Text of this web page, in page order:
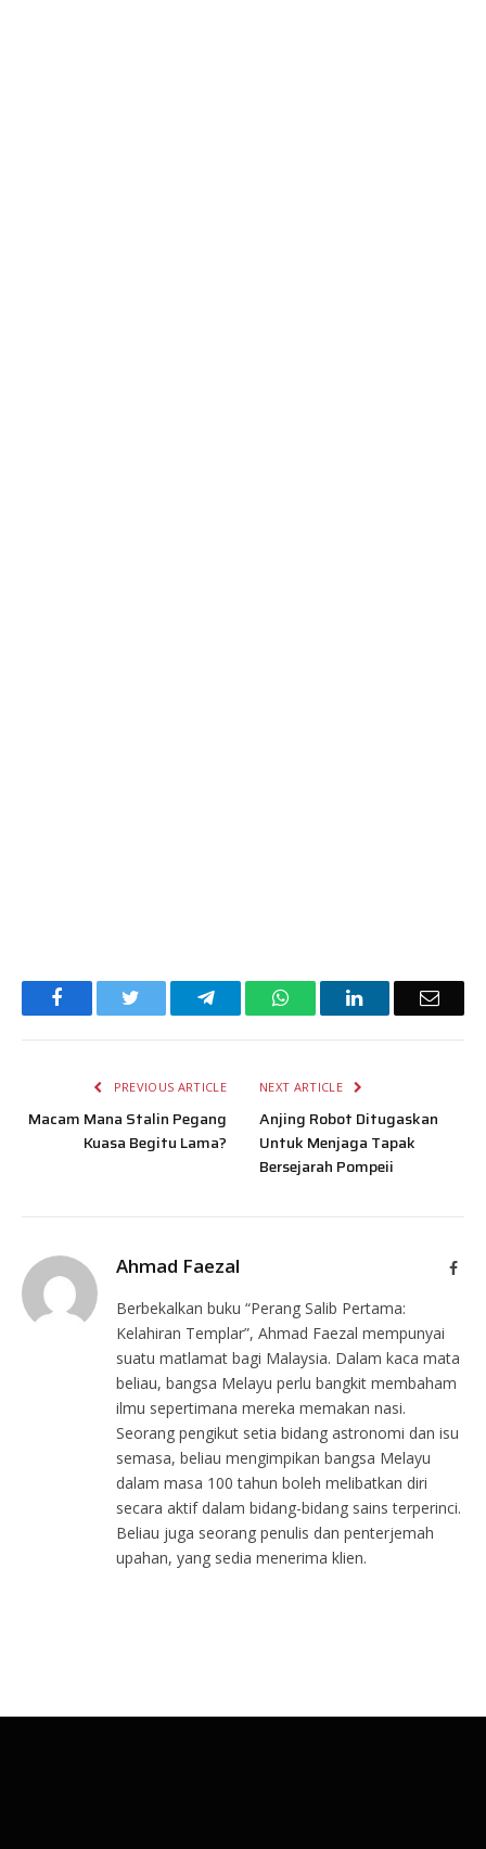
Facebook TelegramWhatsAppLinkedIn Email
PREVIOUS ARTICLE
Macam Mana Stalin Pegang
Kuasa Begitu Lama?
NEXT ARTICLE
Anjing Robot Ditugaskan
Untuk Menjaga Tapak
Bersejarah Pompeii
Ahmad Faezal
Berbekalkan buku “Perang Salib Pertama:
Kelahiran Templar”, Ahmad Faezal mempunyai
suatu matlamat bagi Malaysia. Dalam kaca mata
beliau, bangsa Melayu perlu bangkit membaham
ilmu sepertimana mereka memakan nasi.
Seorang pengikut setia bidang astronomi dan isu
semasa, beliau mengimpikan bangsa Melayu
dalam masa 100 tahun boleh melibatkan diri
secara aktif dalam bidang-bidang sains terperinci.
Beliau juga seorang penulis dan penterjemah
upahan, yang sedia menerima klien.